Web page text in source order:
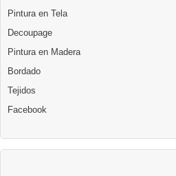
Pintura en Tela
Decoupage
Pintura en Madera
Bordado
Tejidos
Facebook